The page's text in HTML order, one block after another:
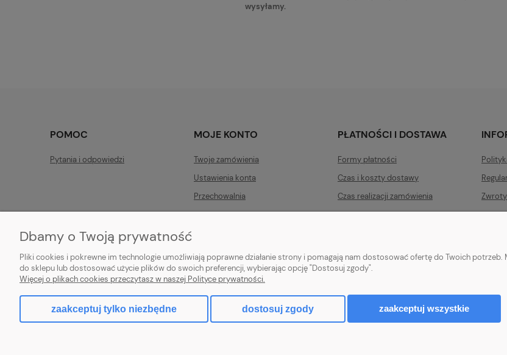
wysyłamy.
POMOC
Pytania i odpowiedzi
MOJE KONTO
Twoje zamówienia
Ustawienia konta
Przechowalnia
PŁATNOŚCI I DOSTAWA
Formy płatności
Czas i koszty dostawy
Czas realizacji zamówienia
LUXUS DECOR|Mniszek 7A 28-366 Małogoszcz
Dbamy o Twoją prywatność
Pliki cookies i pokrewne im technologie umożliwiają poprawne działanie strony i pomagają nam dostosować ofertę do Twoich
do sklepu lub dostosować użycie plików do swoich preferencji, wybierając opcję "Dostosuj zgody".
Więcej o plikach cookies przeczytasz w naszej Polityce prywatności.
zaakceptuj tylko niezbędne dostosuj zgody zaakceptuj wszystkie